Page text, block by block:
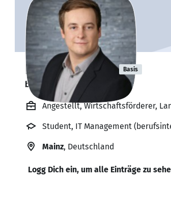
Nick Schröder Basis
bildet sich zurzeit weiter. 🎓
Angestellt, Wirtschaftsförderer,
Student, IT Management
Mainz, Deutschland
Logg Dich ein, um alle Einträge zu